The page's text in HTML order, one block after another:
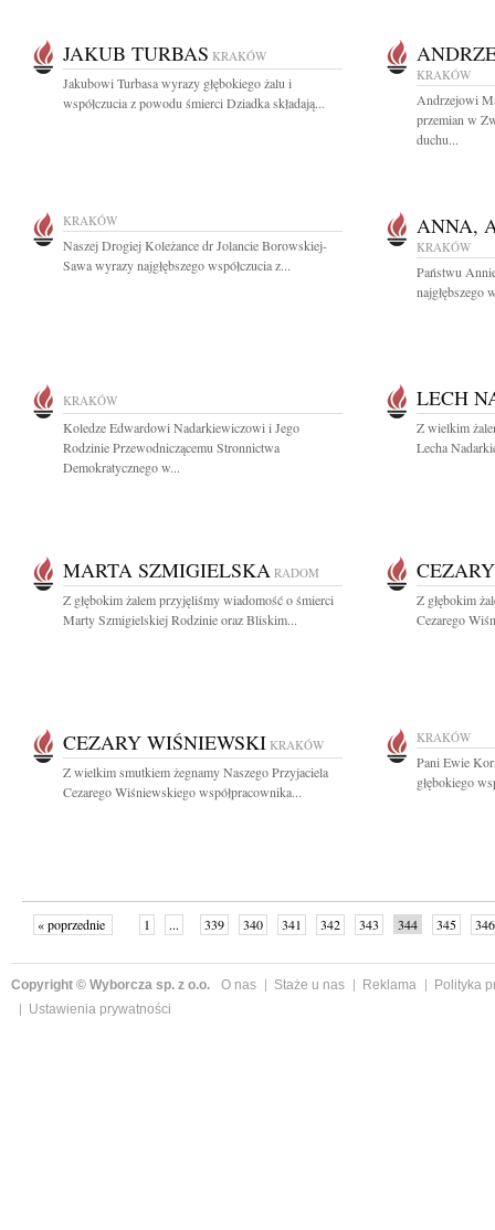
JAKUB TURBAS KRAKÓW
Jakubowi Turbasa wyrazy głębokiego żalu i
współczucia z powodu śmierci Dziadka składają...
KRAKÓW
Andrzejowi
przemian w
duchu...
KRAKÓW
Naszej Drogiej Koleżance dr Jolancie Borowskiej-
Sawa wyrazy najgłębszego współczucia z...
ANNA,
KRAKÓW
Państwu
najgłębszego
KRAKÓW
Koledze Edwardowi Nadarkiewiczowi i Jego
Rodzinie Przewodniczącemu Stronnictwa
Demokratycznego w...
LECH
Z wielkim
Lecha
MARTA SZMIGIELSKA RADOM
Z głębokim żalem przyjęliśmy wiadomość o śmierci
Marty Szmigielskiej Rodzinie oraz Bliskim...
Z głębokim
Cezarego
CEZARY WIŚNIEWSKI KRAKÓW
Z wielkim smutkiem żegnamy Naszego Przyjaciela
Cezarego Wiśniewskiego współpracownika...
KRAKÓW
Pani Ewie
głębokiego
« poprzednie 1 ... 339 340 341 342 343 344 345
346
Copyright © Wyborcza sp. z o.o. O nas Staże u nas Reklama
Polityka
Ustawienia prywatności